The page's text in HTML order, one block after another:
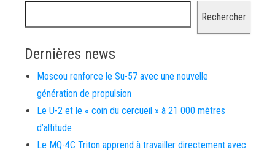
Rechercher
Dernières news
Moscou renforce le Su-57 avec une nouvelle
génération de propulsion
Le U-2 et le « coin du cercueil » à 21 000 mètres
d’altitude
Le MQ-4C Triton apprend à travailler directement avec